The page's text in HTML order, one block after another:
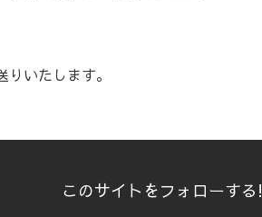
いたします。
このサイトをフォローする!